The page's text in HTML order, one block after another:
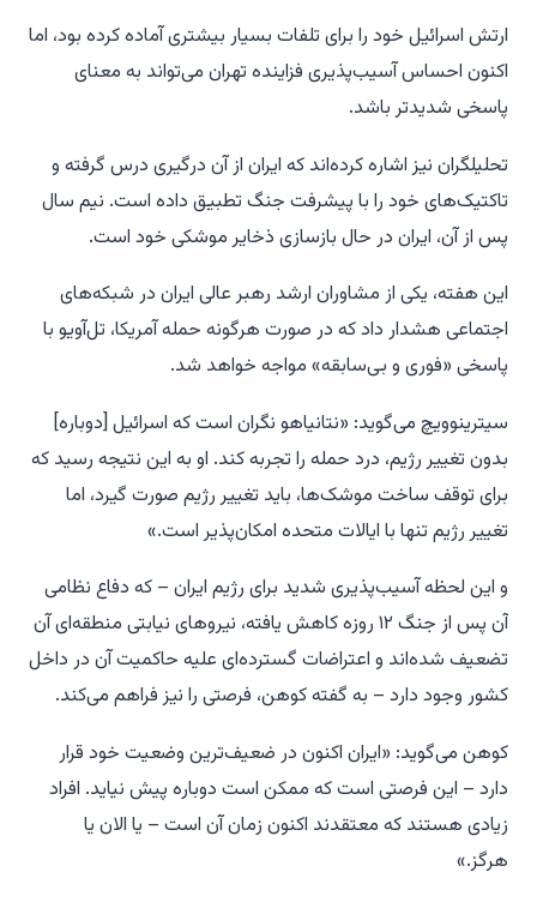
ارتش اسرائیل خود را برای تلفات بسیار بیشتری آماده کرده بود، اما
اکنون احساس آسیب‌پذیری فزاینده تهران می‌تواند به معنای
پاسخی شدیدتر باشد.
تحلیلگران نیز اشاره کرده‌اند که ایران از آن درگیری درس گرفته و
تاکتیک‌های خود را با پیشرفت جنگ تطبیق داده است. نیم سال
پس از آن، ایران در حال بازسازی ذخایر موشکی خود است.
این هفته، یکی از مشاوران ارشد رهبر عالی ایران در شبکه‌های
اجتماعی هشدار داد که در صورت هرگونه حمله آمریکا، تل‌آویو با
پاسخی «فوری و بی‌سابقه» مواجه خواهد شد.
سیترینوویچ می‌گوید: «نتانیاهو نگران است که اسرائیل [دوباره]
بدون تغییر رژیم، درد حمله را تجربه کند. او به این نتیجه رسید که
برای توقف ساخت موشک‌ها، باید تغییر رژیم صورت گیرد، اما
تغییر رژیم تنها با ایالات متحده امکان‌پذیر است.»
و این لحظه آسیب‌پذیری شدید برای رژیم ایران – که دفاع نظامی
آن پس از جنگ ۱۲ روزه کاهش یافته، نیروهای نیابتی منطقه‌ای آن
تضعیف شده‌اند و اعتراضات گسترده‌ای علیه حاکمیت آن در داخل
کشور وجود دارد – به گفته کوهن، فرصتی را نیز فراهم می‌کند.
کوهن می‌گوید: «ایران اکنون در ضعیف‌ترین وضعیت خود قرار
دارد – این فرصتی است که ممکن است دوباره پیش نیاید. افراد
زیادی هستند که معتقدند اکنون زمان آن است – یا الان یا
هرگز.»